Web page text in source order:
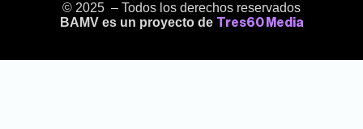
© 2025 – Todos los derechos reservados
BAMV es un proyecto de Tres60 Media